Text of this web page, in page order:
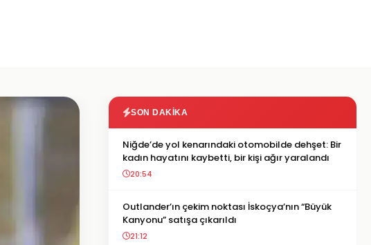
SON DAKIKA
Niğde’de yol kenarındaki otomobilde dehşet: Bir
kadın hayatını kaybetti, bir kişi ağır yaralandı
20:54
Outlander’ın çekim noktası İskoçya’nın “Büyük
Kanyonu” satışa çıkarıldı
21:12